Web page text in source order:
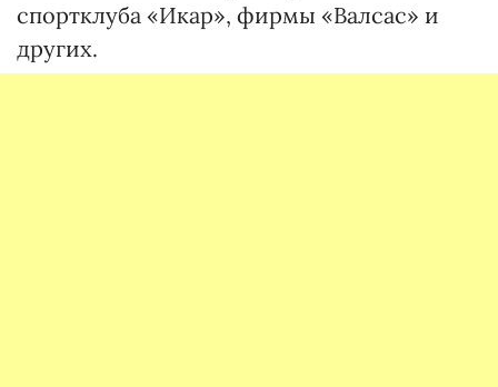
спортклуба «Икар», фирмы «Валсас» и
других.